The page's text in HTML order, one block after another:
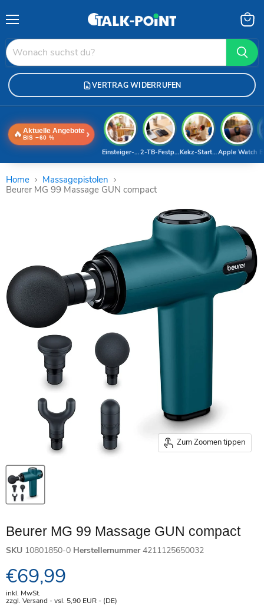
VERTRAG WIDERRUFEN
🔥 Aktuelle Angebote
BIS −60 % ›
Apple Watch
Kekz-Starterset
2-TB-Festplatte
Einsteiger-Handy
Home
Massagepistolen
Beurer MG 99 Massage GUN compact
Zum Zoomen tippen
Beurer MG 99 Massage GUN compact
SKU 10801850-0 Herstellernummer 4211125650032
Aktueller Preis
€69,99
inkl. MwSt.
zzgl. Versand - vsl. 5,90 EUR- (DE)